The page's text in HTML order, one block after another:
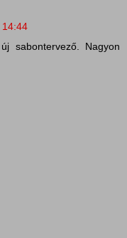
14:44
sabontervező. Nagyon